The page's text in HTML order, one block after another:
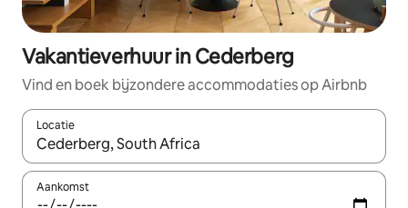
Vakantieverhuur in Cederberg
Vind en boek bijzondere accommodaties op Airbnb
Locatie
Wanneer er suggesties beschikbaar zijn, maak je een keuze
Aankomst